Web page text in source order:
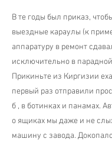
В те годы был приказ,
выездные караулы (к
аппаратуру в ремонт
исключительно в
Прикиньте из Киргизии
первый раз отправили
б , в ботинках и панамах.
о ящиках мы даже и не
машину с завода.